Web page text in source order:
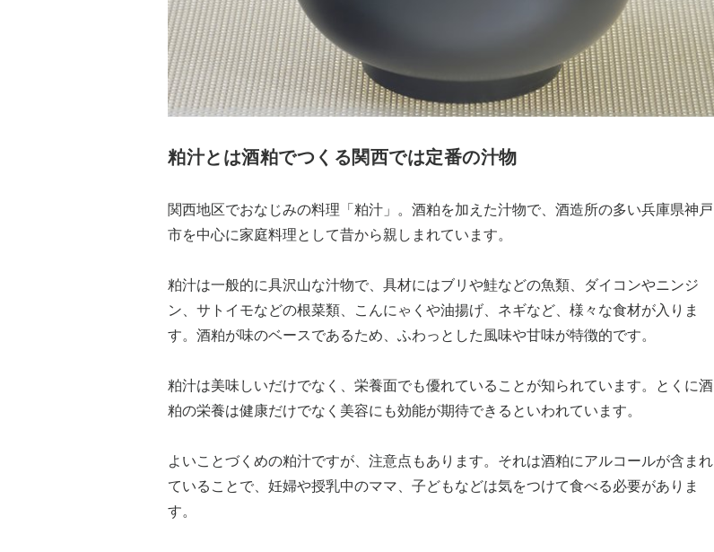
粕汁とは酒粕でつくる関西では定番の汁物
関西地区でおなじみの料理「粕汁」。酒粕を加えた汁物で、酒造所の多い兵庫県神戸
市を中心に家庭料理として昔から親しまれています。
粕汁は一般的に具沢山な汁物で、具材にはブリや鮭などの魚類、ダイコンやニンジ
ン、サトイモなどの根菜類、こんにゃくや油揚げ、ネギなど、様々な食材が入りま
す。酒粕が味のベースであるため、ふわっとした風味や甘味が特徴的です。
粕汁は美味しいだけでなく、栄養面でも優れていることが知られています。とくに酒
粕の栄養は健康だけでなく美容にも効能が期待できるといわれています。
よいことづくめの粕汁ですが、注意点もあります。それは酒粕にアルコールが含まれ
ていることで、妊婦や授乳中のママ、子どもなどは気をつけて食べる必要がありま
す。